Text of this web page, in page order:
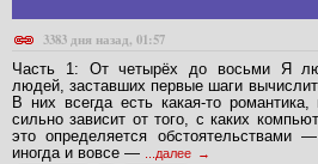
3383 дня назад, 01:57
Часть 1: От четырёх до восьми Я
людей, заставших первые шаги
В них всегда есть какая-то
сильно зависит от того, с каких
это определяется
иногда и вовсе —
...далее